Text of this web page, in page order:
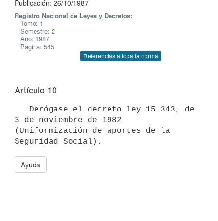
Publicación: 26/10/1987
Registro Nacional de Leyes y Decretos:
Tomo: 1
Semestre: 2
Año: 1987
Página: 545
Referencias a toda la norma
Artículo 10
3 de noviembre de 1982
(Uniformización de aportes de la
Ayuda